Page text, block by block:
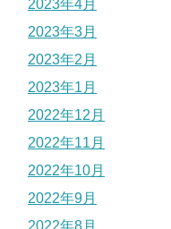
2023年4月
2023年3月
2023年2月
2023年1月
2022年12月
2022年11月
2022年10月
2022年9月